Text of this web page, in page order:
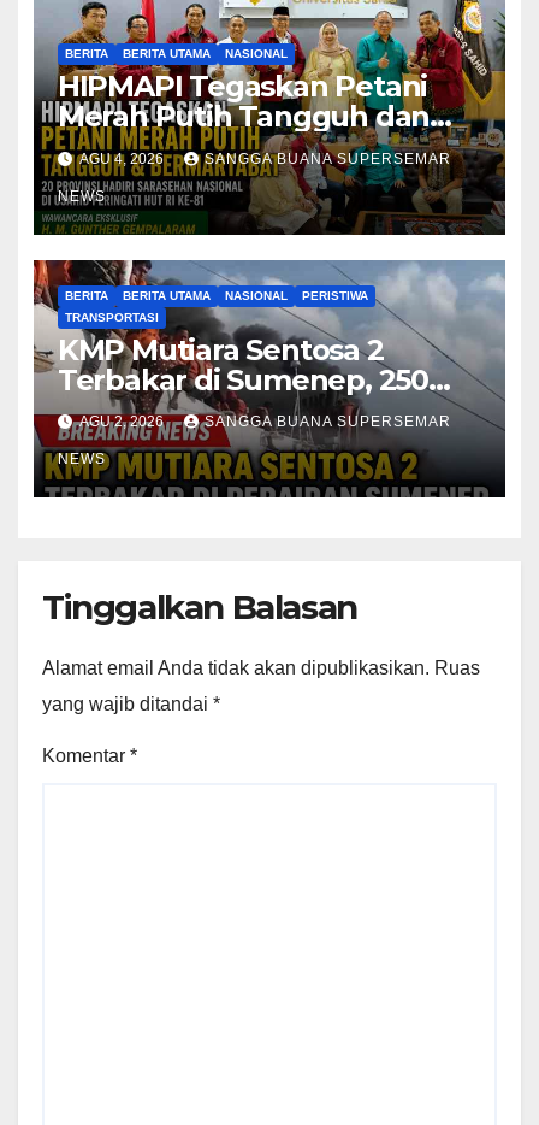
BERITA BERITA UTAMA NASIONAL
HIPMAPI Tegaskan Petani
Merah Putih Tangguh dan
Bermartabat
AGU 4, 2026 SANGGA BUANA SUPERSEMAR
NEWS
BERITA BERITA UTAMA NASIONAL
PERISTIWA
TRANSPORTASI
KMP Mutiara Sentosa 2
Terbakar di Sumenep, 250
Penumpang Dievakuasi
AGU 2, 2026 SANGGA BUANA SUPERSEMAR
NEWS
Tinggalkan Balasan
Alamat email Anda tidak akan dipublikasikan. Ruas
yang wajib ditandai *
Komentar *